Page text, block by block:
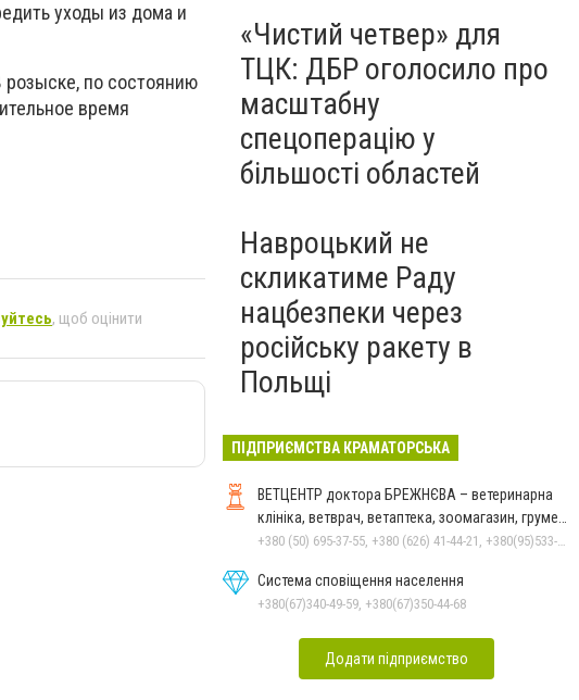
уходы из дома и
розыске, по состоянию
время
, щоб оцінити
«Чистий четвер» для
ТЦК: ДБР оголосило про
масштабну
спецоперацію у
більшості областей
Навроцький не
скликатиме Раду
нацбезпеки через
російську ракету в
Польщі
ПІДПРИЄМСТВА КРАМАТОРСЬКА
ВЕТЦЕНТР доктора БРЕЖНЄВА – ветеринарна
клініка, ветврач, ветаптека, зоомагазин, грумер,
стрижки.
+380 (50) 695-37-55, +380 (626) 41-44-21, +380(95)533-90-03
Система сповіщення населення
+380(67)340-49-59, +380(67)350-44-68
Додати підприємство